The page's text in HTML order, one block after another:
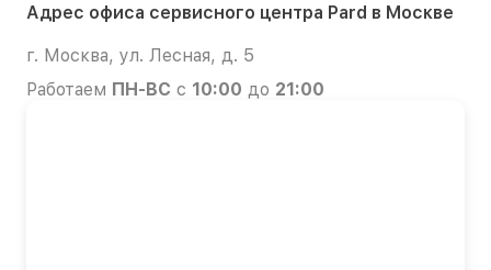
Адрес офиса сервисного центра Pard в Москве
г. Москва, ул. Лесная, д. 5
Работаем ПН-ВС с 10:00 до 21:00